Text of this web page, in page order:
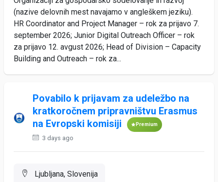
(nazive delovnih mest navajamo v angleškem jeziku).
HR Coordinator and Project Manager – rok za prijavo 7.
september 2026; Junior Digital Outreach Officer – rok
za prijavo 12. avgust 2026; Head of Division – Capacity
Building and Outreach – rok za...
Povabilo k prijavam za udeležbo na
kratkoročnem pripravništvu Erasmus
na Evropski komisiji
Premium
3 days ago
Ljubljana, Slovenija